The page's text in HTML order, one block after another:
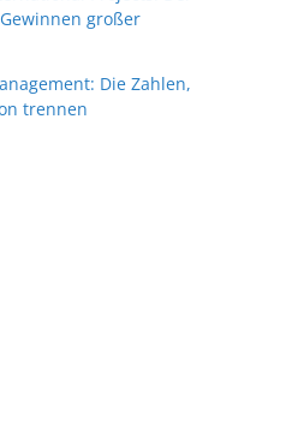
großer
Die Zahlen,
trennen